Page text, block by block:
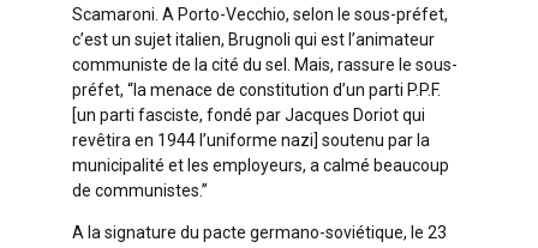
Scamaroni. A Porto-Vecchio, selon le sous-préfet,
c’est un sujet italien, Brugnoli qui est l’animateur
communiste de la cité du sel. Mais, rassure le sous-
préfet, “la menace de constitution d’un parti P.P.F.
[un parti fasciste, fondé par Jacques Doriot qui
revêtira en 1944 l’uniforme nazi] soutenu par la
municipalité et les employeurs, a calmé beaucoup
de communistes.”
A la signature du pacte germano-soviétique, le 23